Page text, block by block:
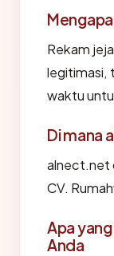
Rekam
legitimasi,
waktu
Di mana
alnect.net
CV.
Apa
Anda